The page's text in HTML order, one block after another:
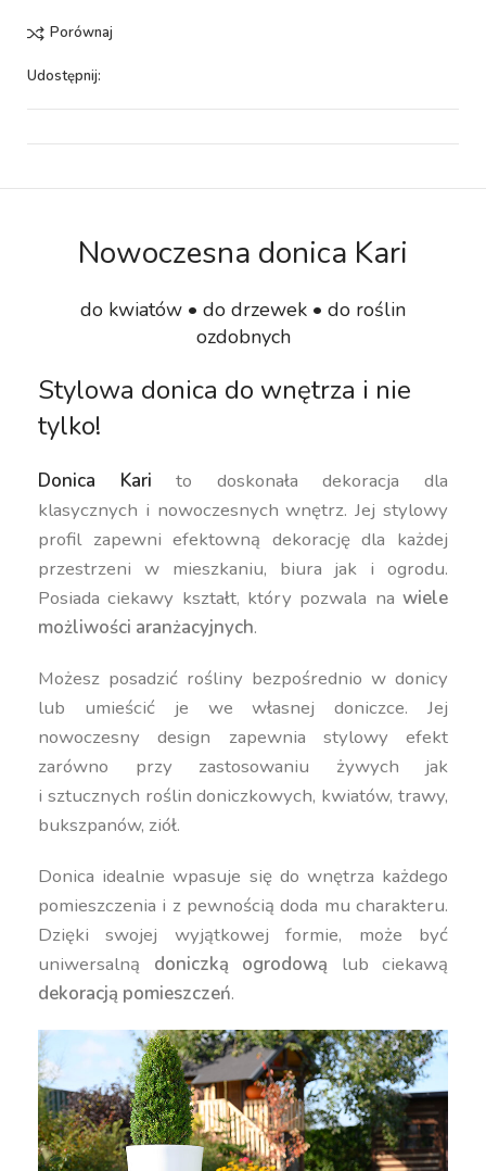
Porównaj
Udostępnij:
Nowoczesna donica Kari
do kwiatów • do drzewek • do roślin
ozdobnych
Stylowa donica do wnętrza i nie
tylko!
Donica Karito doskonała dekoracja dla
klasycznych i nowoczesnych wnętrz. Jej stylowy
profil zapewni efektowną dekorację dla każdej
przestrzeni w mieszkaniu, biura jak i ogrodu.
Posiada ciekawy kształt, który pozwala na wiele
możliwości aranżacyjnych.
Możesz posadzić rośliny bezpośrednio w donicy
lub umieścić je we własnej doniczce. Jej
nowoczesny design zapewnia stylowy efekt
zarówno przy zastosowaniu żywych jak
i sztucznych roślin doniczkowych, kwiatów, trawy,
bukszpanów, ziół.
Donica idealnie wpasuje się do wnętrza każdego
pomieszczenia i z pewnością doda mu charakteru.
Dzięki swojej wyjątkowej formie, może być
uniwersalną doniczką ogrodową lub ciekawą
dekoracją pomieszczeń.